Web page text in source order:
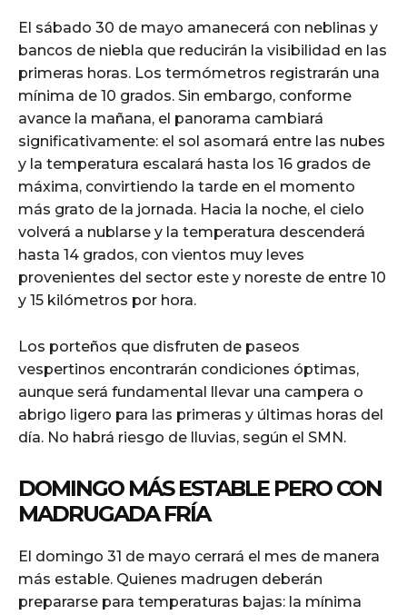
El sábado 30 de mayo amanecerá con neblinas y
bancos de niebla que reducirán la visibilidad en las
primeras horas. Los termómetros registrarán una
mínima de 10 grados. Sin embargo, conforme
avance la mañana, el panorama cambiará
significativamente: el sol asomará entre las nubes
y la temperatura escalará hasta los 16 grados de
máxima, convirtiendo la tarde en el momento
más grato de la jornada. Hacia la noche, el cielo
volverá a nublarse y la temperatura descenderá
hasta 14 grados, con vientos muy leves
provenientes del sector este y noreste de entre 10
y 15 kilómetros por hora.
Los porteños que disfruten de paseos
vespertinos encontrarán condiciones óptimas,
aunque será fundamental llevar una campera o
abrigo ligero para las primeras y últimas horas del
día. No habrá riesgo de lluvias, según el SMN.
DOMINGO MÁS ESTABLE PERO CON
MADRUGADA FRÍA
El domingo 31 de mayo cerrará el mes de manera
más estable. Quienes madrugen deberán
prepararse para temperaturas bajas: la mínima